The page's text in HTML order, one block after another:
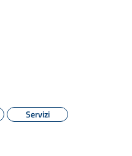
Servizi